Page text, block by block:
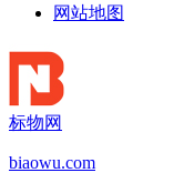
网站地图
标物网
biaowu.com